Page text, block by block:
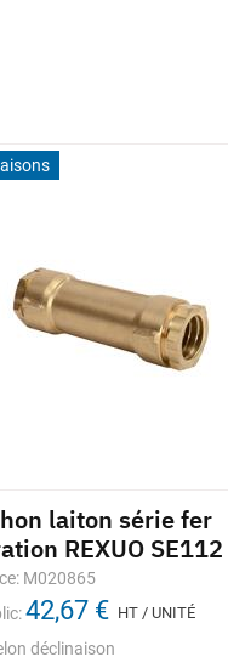
laiton série fer
REXUO SE112
M020865
42,67 € HT / UNITÉ
déclinaison